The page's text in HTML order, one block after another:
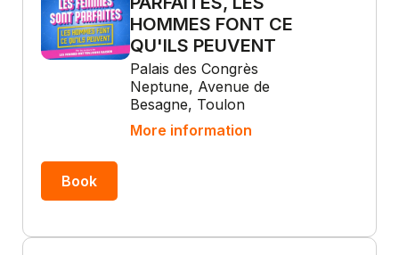
HOMMES FONT CE
QU'ILS PEUVENT
Palais des Congrès
Neptune, Avenue de
Besagne, Toulon
More information
Book